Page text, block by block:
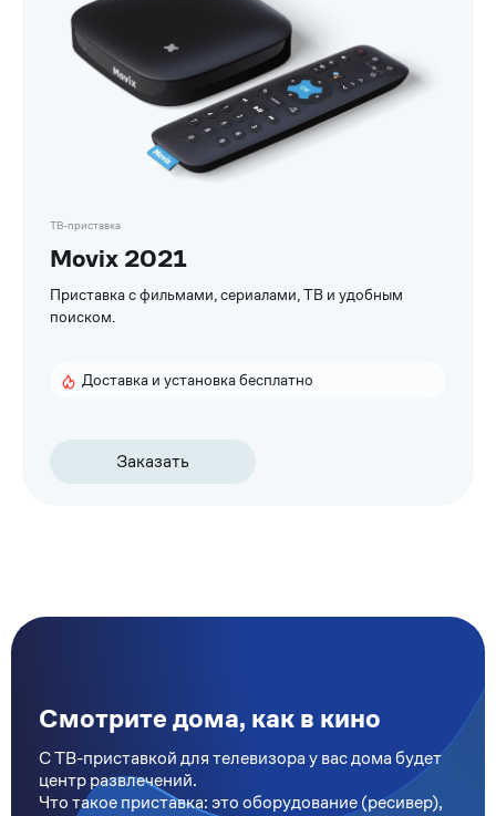
ТВ-приставка
Movix 2021
Приставка с фильмами, сериалами, ТВ и удобным
поиском.
Доставка и установка бесплатно
Заказать
Смотрите дома, как в кино
С ТВ-приставкой для телевизора у вас дома будет
центр развлечений.
Что такое приставка: это оборудование (ресивер),